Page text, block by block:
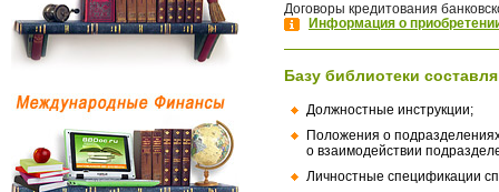
Договоры кредитования
Информация о
Базу библиотеки
Должностные инструкции;
Положения о
о взаимодействии
Личностные спецификации